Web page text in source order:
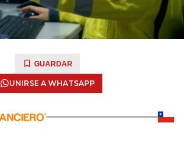
GUARDAR
UNIRSE A WHATSAPP